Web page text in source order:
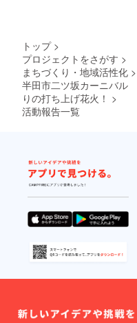
トップ >
プロジェクトをさがす >
まちづくり・地域活性化 >
半田市二ツ坂カーニバル
りの打ち上げ花火！ >
活動報告一覧